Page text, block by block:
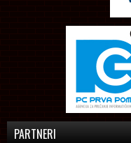
PARTNERI